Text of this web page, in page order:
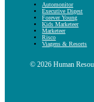
Automonitor
Executive Digest
Forever Young
Kids Marketeer
Marketeer
Risco
Viagens & Resorts
© 2026 Human